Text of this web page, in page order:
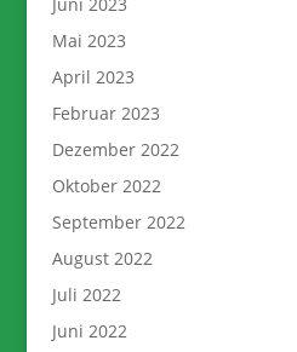
Mai 2023
April 2023
Februar 2023
Dezember 2022
Oktober 2022
September 2022
August 2022
Juli 2022
Juni 2022